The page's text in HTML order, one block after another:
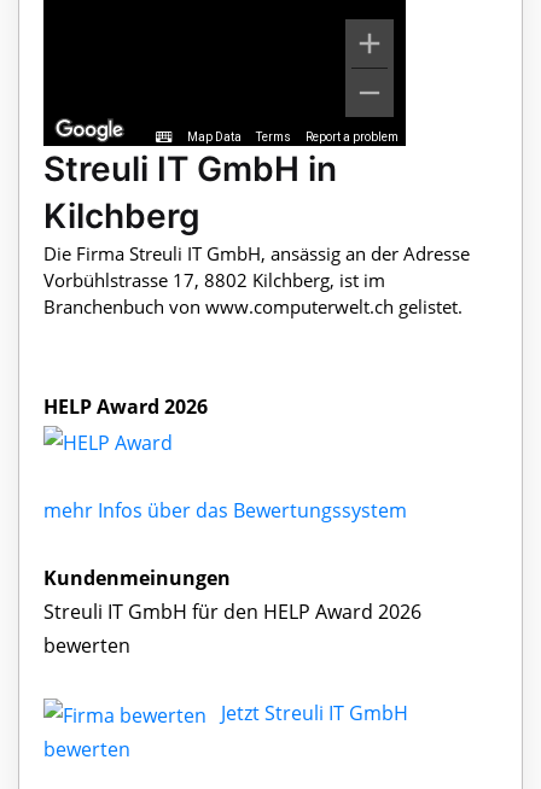
Map Data Terms Report a problem
Streuli IT GmbH in
Kilchberg
Die Firma Streuli IT GmbH, ansässig an der Adresse
Vorbühlstrasse 17, 8802 Kilchberg, ist im
Branchenbuch von www.computerwelt.ch gelistet.
HELP Award 2026
mehr Infos über das Bewertungssystem
Kundenmeinungen
Streuli IT GmbH für den HELP Award 2026
bewerten
Jetzt Streuli IT GmbH
bewerten